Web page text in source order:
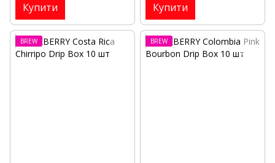
Купити Купити
BREW BREW